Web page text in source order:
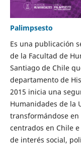
Palimpsesto
Es una publicación
de la Facultad de
Santiago de Chile
departamento de
2015 inicia una
Humanidades de la
transformándose
centrados en Chile
de interés social,